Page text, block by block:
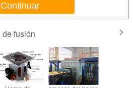
Continuar
fusión